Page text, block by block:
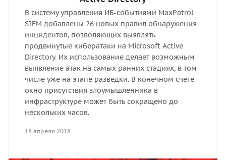
В систему управления ИБ-событиями MaxPatrol
SIEM добавлены 26 новых правил обнаружения
инцидентов, позволяющих выявлять
продвинутые кибератаки на Microsoft Active
Directory. Их использование делает возможным
выявление атак на самых ранних стадиях, в том
числе уже на этапе разведки. В конечном счете
окно присутствия злоумышленника в
инфраструктуре может быть сокращено до
нескольких часов.
18 апреля 2018